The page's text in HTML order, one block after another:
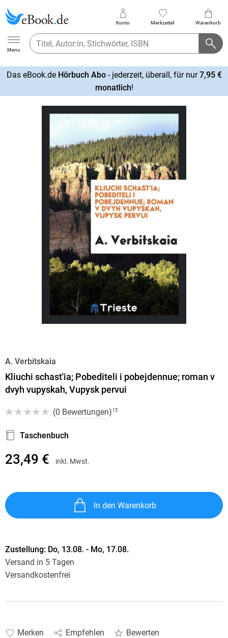
Ebook.de
Menu
Konto Merkzettel Warenkorb
Das eBook.de Hörbuch Abo- jederzeit, überall, für nur7,95 €
monatlich!
A. Verbitskaia
Kliuchi schast'ia; Pobediteli i pobejdennue; roman v
dvyh vupyskah, Vupysk pervui
(0 Bewertungen) 15
Taschenbuch
23,49 € inkl. Mwst.
In den Warenkorb
Zustellung: Do, 13.08. - Mo, 17.08.
Versand in 5 Tagen
Versandkostenfrei
Merken Empfehlen Bewerten